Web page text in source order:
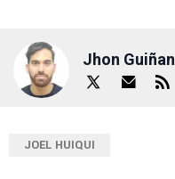
Jhon Guiñan
JOEL HUIQUI